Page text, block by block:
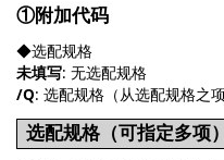
①附加代码
◆选配规格
未填写: 无选配规格
/Q: 选配规格（从选配规格之
选配规格（可指定多项）